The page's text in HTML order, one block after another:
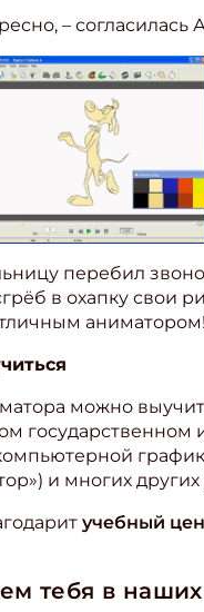
– согласилась
перебил
в охапку свои
можно
государственном
и многих
учебный
тебя в наших